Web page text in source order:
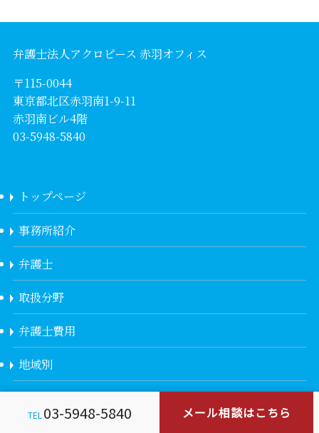
弁護士法人アクロピース 赤羽オフィス
〒115-0044
東京都北区赤羽南1-9-11
赤羽南ビル4階
03-5948-5840
トップページ
事務所紹介
弁護士
取扱分野
弁護士費用
地域別
TEL 03-5948-5840 メール相談はこちら